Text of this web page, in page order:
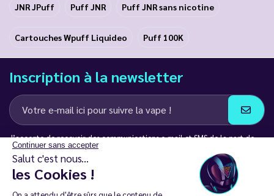
Continuer sans accepter
Salut c'est nous...
les Cookies !
JNR JPuff Puff JNR Puff JNR sans nicotine
Cartouches Wpuff Liquideo Puff 100K
Inscription à la newsletter
J’accepte de recevoir des communications e-mail et SMS de la part de
LD Groupe
Restez en contact